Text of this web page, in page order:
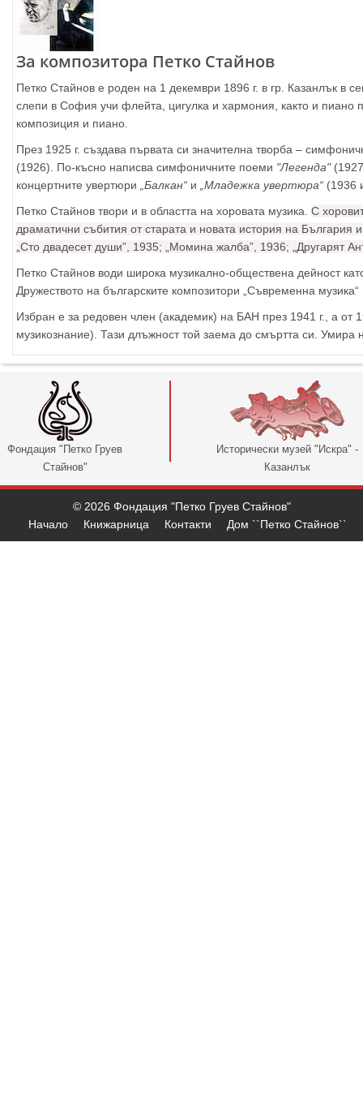
За композитора Петко Стайнов
Петко Стайнов е роден на 1 декември 1896 г. в гр. Казанлък в
слепи в София учи флейта, цигулка и хармония, както и пиано
композиция и пиано.
През 1925 г. създава първата си значителна творба –
(1926). По-късно написва симфоничните поеми "Легенда"
концертните увертюри
„Балкан“ и „Младежка увертюра“ (1936
Петко Стайнов твори и в областта на хоровата музика. С
драматични събития от старата и новата история на България
„Сто двадесет души”, 1935; „Момина жалба”, 1936; „Другарят
Петко Стайнов води широка музикално-обществена дейност
Дружеството на българските композитори „Съвременна
Избран е за редовен член (академик) на БАН през 1941 г., а от
музикознание). Тази длъжност той заема до смъртта си.
Фондация "Петко Груев
Стайнов"
Исторически музей "Искра" -
Казанлък
© 2026 Фондация "Петко Груев Стайнов"
Начало
Книжарница Контакти Дом ``Петко Стайнов``